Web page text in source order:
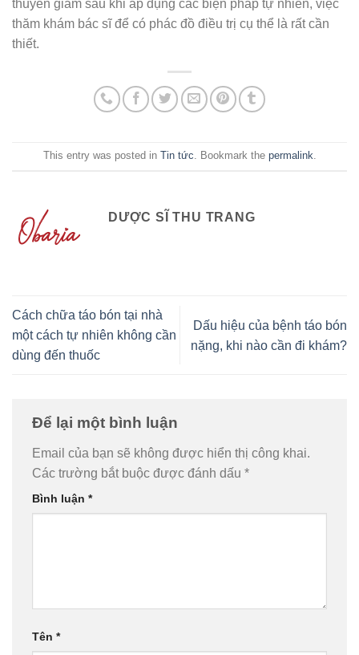
thuyên giảm sau khi áp dụng các biện pháp tự nhiên, việc
thăm khám bác sĩ để có phác đồ điều trị cụ thể là rất cần
thiết.
This entry was posted in Tin tức. Bookmark the permalink.
DƯỢC SĨ THU TRANG
Cách chữa táo bón tại nhà
một cách tự nhiên không cần
dùng đến thuốc
Dấu hiệu của bệnh táo bón
nặng, khi nào cần đi khám?
Để lại một bình luận
Email của bạn sẽ không được hiển thị công khai.
Các trường bắt buộc được đánh dấu *
Bình luận *
Tên *